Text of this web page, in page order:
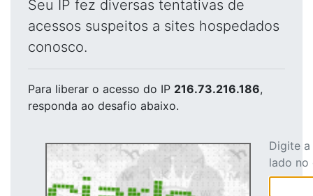
Seu IP fez diversas tentativas de
acessos suspeitos a sites hospedados
conosco.
Para liberar o acesso do IP 216.73.216.186,
responda ao desafio abaixo.
Digite
lado no